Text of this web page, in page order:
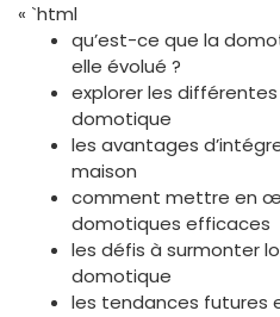
« `html
qu’est-ce que la
elle évolué ?
explorer les
domotique
les avantages
maison
comment mettre en
domotiques efficaces
les défis à surmonter
domotique
les tendances futures